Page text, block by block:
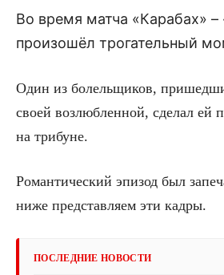
Во время матча «Карабах» –
произошёл трогательный
Один из болельщиков,
своей возлюбленной, сделал ей
на трибуне.
Романтический эпизод был
ниже представляем эти кадры.
ПОСЛЕДНИЕ НОВОСТИ